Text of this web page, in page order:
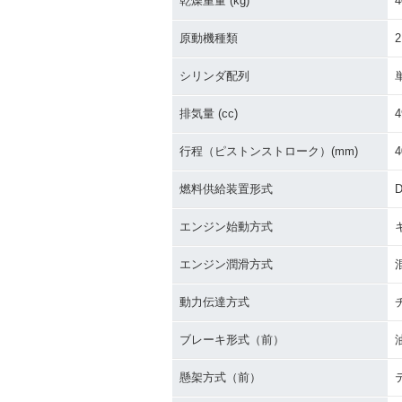
原動機種類
シリンダ配列
排気量 (cc)
行程（ピストンストローク）(mm)
燃料供給装置形式
エンジン始動方式
エンジン潤滑方式
動力伝達方式
ブレーキ形式（前）
懸架方式（前）